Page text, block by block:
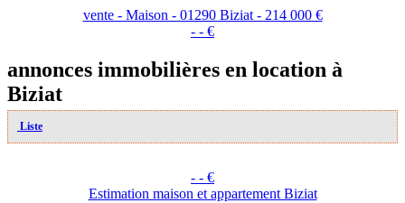
vente - Maison - 01290 Biziat - 214 000 €
- - €
annonces immobilières en location à
Biziat
Liste
- - €
Estimation maison et appartement Biziat